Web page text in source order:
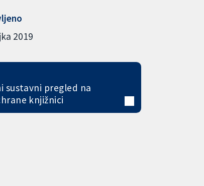
2019
sustavni pregled na
knjižnici